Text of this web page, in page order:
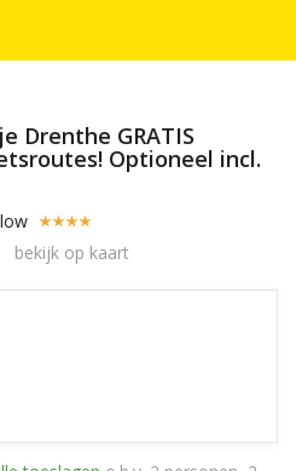
Drenthe GRATIS
Optioneel incl.
bekijk op kaart